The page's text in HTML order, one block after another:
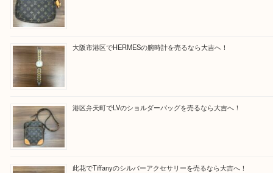
★お客様からよくいただくご質問集★
★来店前に電話で確認したい方★